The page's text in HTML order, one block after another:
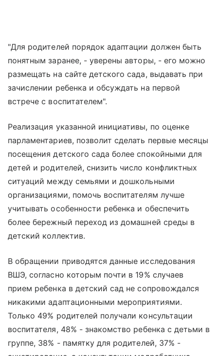
"Для родителей порядок адаптации должен быть
понятным заранее, - уверены авторы, - его можно
размещать на сайте детского сада, выдавать при
зачислении ребенка и обсуждать на первой
встрече с воспитателем".
Реализация указанной инициативы, по оценке
парламентариев, позволит сделать первые месяцы
посещения детского сада более спокойными для
детей и родителей, снизить число конфликтных
ситуаций между семьями и дошкольными
организациями, помочь воспитателям лучше
учитывать особенности ребенка и обеспечить
более бережный переход из домашней среды в
детский коллектив.
В обращении приводятся данные исследования
ВШЭ, согласно которым почти в 19% случаев
прием ребенка в детский сад не сопровождался
никакими адаптационными мероприятиями.
Только 49% родителей получали консультации
воспитателя, 48% - знакомство ребенка с детьми в
группе, 38% - памятку для родителей, 37% -